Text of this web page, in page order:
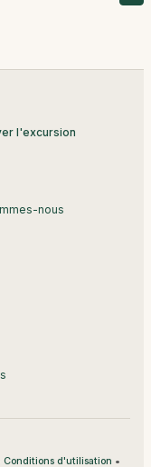
l'excursion
nous
Conditions d'utilisation •